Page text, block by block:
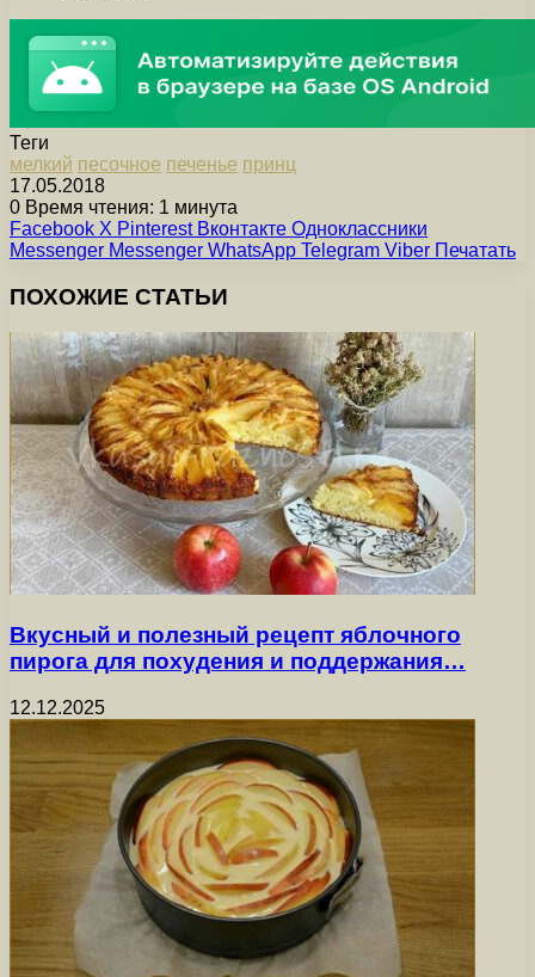
Теги
мелкий песочное печенье принц
17.05.2018
0 Время чтения: 1 минута
Facebook X Pinterest Вконтакте Одноклассники
Messenger Messenger WhatsApp Telegram Viber Печатать
ПОХОЖИЕ СТАТЬИ
Вкусный и полезный рецепт яблочного
пирога для похудения и поддержания…
12.12.2025